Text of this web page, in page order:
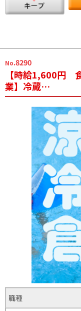
No.8290
【時給1,600円
業】冷蔵…
職種